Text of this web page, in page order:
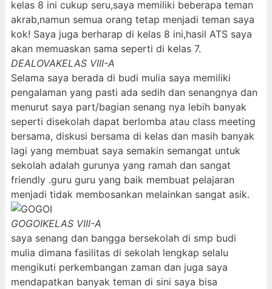
kelas 8 ini cukup seru,saya memiliki beberapa teman
akrab,namun semua orang tetap menjadi teman saya
kok! Saya juga berharap di kelas 8 ini,hasil ATS saya
akan memuaskan sama seperti di kelas 7.
DEALOVAKELAS VIII-A
Selama saya berada di budi mulia saya memiliki
pengalaman yang pasti ada sedih dan senangnya dan
menurut saya part/bagian senang nya lebih banyak
seperti disekolah dapat berlomba atau class meeting
bersama, diskusi bersama di kelas dan masih banyak
lagi yang membuat saya semakin semangat untuk
sekolah adalah gurunya yang ramah dan sangat
friendly .guru guru yang baik membuat pelajaran
menjadi tidak membosankan melainkan sangat asik.
GOGOIKELAS VIII-A
saya senang dan bangga bersekolah di smp budi
mulia dimana fasilitas di sekolah lengkap selalu
mengikuti perkembangan zaman dan juga saya
mendapatkan banyak teman di sini saya bisa